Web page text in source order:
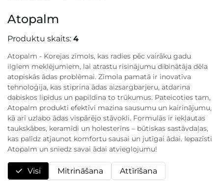
Atopalm
Produktu skaits: 4
Atopalm - Korejas zīmols, kas radies pēc vairāku gadu
ilgiem meklējumiem, lai atrastu risinājumu dibinātāja dēla
atopiskās ādas problēmai. Zīmola pamatā ir inovatīva
tehnoloģija, kas stiprina ādas aizsargbarjeru, atdarina
dabiskos lipīdus un papildina to trūkumus. Pateicoties tam,
Atopalm produkti efektīvi mazina sausumu un kairinājumu,
kā arī uzlabo ādas vispārējo stāvokli. Formulās ir iekļautas
taukskābes, keramīdi un holesterīns – būtiskas sastāvdaļas,
kas palīdz atjaunot komfortu sausai un jutīgai ādai. Iepazīsti
Atopalm un sniedz savai ādai atvieglojumu!
Visi Mitrināšana Attīrīšana